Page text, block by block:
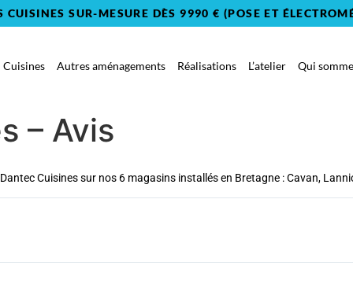
CUISINES SUR-MESURE DÈS 9990 € (POSE ET
Cuisines Autres aménagements Réalisations L’atelier Qui
– Avis
Cuisines sur nos 6 magasins installés en Bretagne : Cavan,